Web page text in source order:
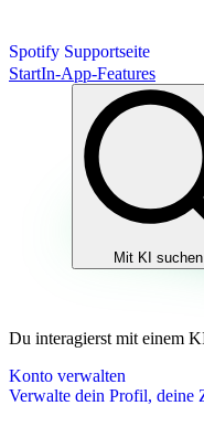
Spotify Supportseite
StartIn-App-Features
Mit KI suchen
Du interagierst mit einem
Konto verwalten
Verwalte dein Profil, deine